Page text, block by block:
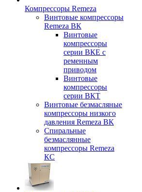
Компрессоры Remeza
Винтовые компрессоры
Remeza ВК
Винтовые
компрессоры
серии ВКЕ с
ременным
приводом
Винтовые
компрессоры
серии ВКТ
Винтовые безмасляные
компрессоры низкого
давления Remeza ВК
Спиральные
безмаслянные
компрессоры Remeza
КС